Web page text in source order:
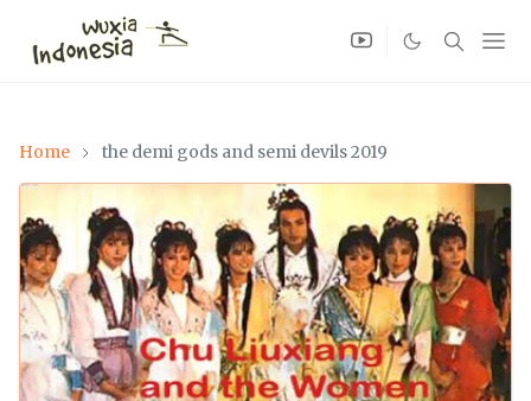
Home the demi gods and semi devils 2019